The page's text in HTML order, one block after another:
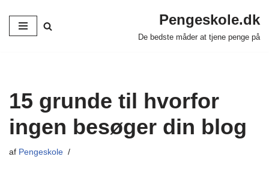
Spring
Pengeskole.dk
De bedste måder at tjene penge på
15 grunde til hvorfor
ingen besøger din blog
af Pengeskole